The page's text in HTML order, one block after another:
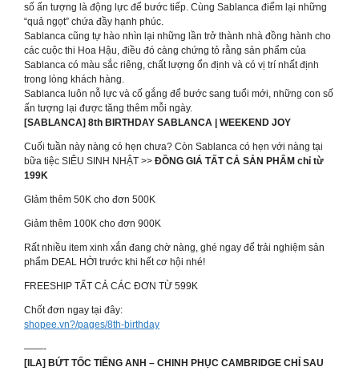
số ấn tượng là động lực để bước tiếp. Cùng Sablanca điểm lại những
“quả ngọt” chứa đầy hạnh phúc.
Sablanca cũng tự hào nhìn lại những lần trở thành nhà đồng hành cho
các cuộc thi Hoa Hậu, điều đó càng chứng tỏ rằng sản phẩm của
Sablanca có màu sắc riêng, chất lượng ổn định và có vị trí nhất định
trong lòng khách hàng.
Sablanca luôn nỗ lực và cố gắng để bước sang tuổi mới, những con số
ấn tượng lại được tăng thêm mỗi ngày.
[SABLANCA] 8th BIRTHDAY SABLANCA | WEEKEND JOY
Cuối tuần này nàng có hẹn chưa? Còn Sablanca có hẹn với nàng tại
bữa tiệc SIÊU SINH NHẬT >> ĐỒNG GIÁ TẤT CẢ SẢN PHẨM chỉ từ
199K
GIảm thêm 50K cho đơn 500K
Giảm thêm 100K cho đơn 900K
Rất nhiều item xinh xắn đang chờ nàng, ghé ngay để trải nghiệm sản
phẩm DEAL HỜI trước khi hết cơ hội nhé!
FREESHIP TẤT CẢ CÁC ĐƠN TỪ 599K
Chốt đơn ngay tại đây:
shopee.vn?/pages/8th-birthday
——-
[ILA] BỨT TỐC TIẾNG ANH – CHINH PHỤC CAMBRIDGE CHỈ SAU